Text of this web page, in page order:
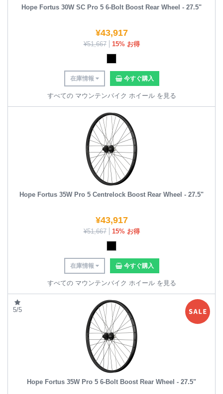
Hope Fortus 30W SC Pro 5 6-Bolt Boost Rear Wheel - 27.5"
¥43,917
¥51,667 15% お得
在庫情報 今すぐ購入
すべての マウンテンバイク ホイール を見る
Hope Fortus 35W Pro 5 Centrelock Boost Rear Wheel - 27.5"
¥43,917
¥51,667 15% お得
在庫情報 今すぐ購入
すべての マウンテンバイク ホイール を見る
5/5
Hope Fortus 35W Pro 5 6-Bolt Boost Rear Wheel - 27.5"